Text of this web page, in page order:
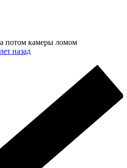
потом камеры ломом
назад